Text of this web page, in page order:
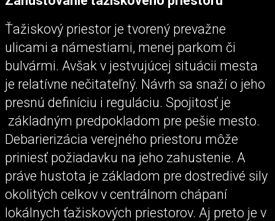
Ťažiskový priestor je tvorený prevažne
ulicami a námestiami, menej parkom či
bulvármi. Avšak v jestvujúcej situácii mesta
je relatívne nečitateľný. Návrh sa snaží o jeho
presnú definíciu i reguláciu. Spojitosť je
základným predpokladom pre pešie mesto.
Debarierizácia verejného priestoru môže
priniesť požiadavku na jeho zahustenie. A
práve hustota je základom pre dostredivé sily
okolitých celkov v centrálnom chápaní
lokálnych ťažiskových priestorov. Aj preto je v